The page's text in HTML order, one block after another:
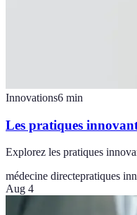
Innovations6 min
Les pratiques
Explorez les pratiques
médecine directepratiques
Aug 4